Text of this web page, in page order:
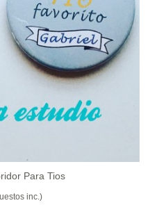
Para Tios
inc.)